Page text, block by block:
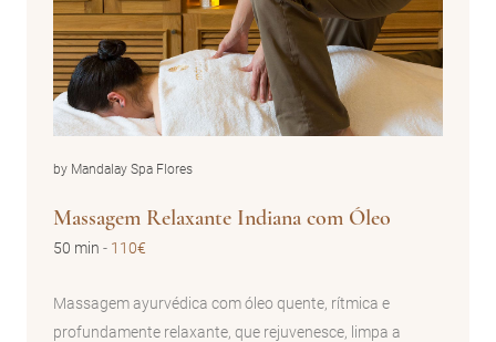
by Mandalay Spa Flores
Massagem Relaxante Indiana com Óleo
50 min - 110€
Massagem ayurvédica com óleo quente, rítmica e
profundamente relaxante, que rejuvenesce, limpa a